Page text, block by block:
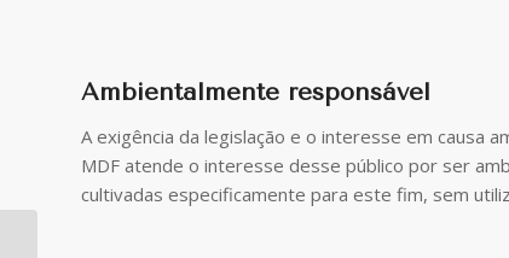
Ambientalmente responsável
A exigência da legislação e o interesse em causa
MDF atende o interesse desse público por ser
cultivadas especificamente para este fim, sem